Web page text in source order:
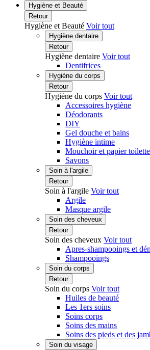
Hygiène et Beauté
Retour
Hygiène et Beauté Voir tout
Hygiène dentaire
Retour
Hygiène dentaire Voir tout
Dentifrices
Hygiène du corps
Retour
Hygiène du corps Voir tout
Accessoires hygiène
Déodorants
DIY
Gel douche et bains
Hygiène intime
Mouchoir et papier toilette
Savons
Soin à l'argile
Retour
Soin à l'argile Voir tout
Argile
Masque argile
Soin des cheveux
Retour
Soin des cheveux Voir tout
Apres-shampooings et
Shampooings
Soin du corps
Retour
Soin du corps Voir tout
Huiles de beauté
Les 1ers soins
Soins corps
Soins des mains
Soins des pieds et des
Soin du visage